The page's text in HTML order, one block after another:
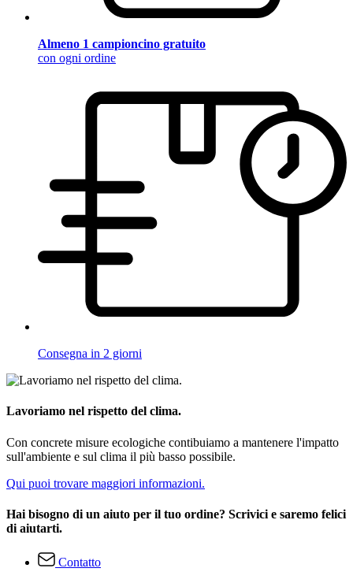
Almeno 1 campioncino gratuito
con ogni ordine
Consegna in 2 giorni
Lavoriamo nel rispetto del clima.
Con concrete misure ecologiche contibuiamo a mantenere l'impatto
sull'ambiente e sul clima il più basso possibile.
Qui puoi trovare maggiori informazioni.
Hai bisogno di un aiuto per il tuo ordine? Scrivici e saremo felici
di aiutarti.
Contatto